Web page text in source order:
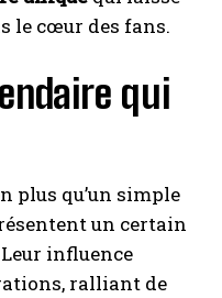
le cœur des fans.
qui
plus qu’un simple
un certain
Leur influence
ralliant de